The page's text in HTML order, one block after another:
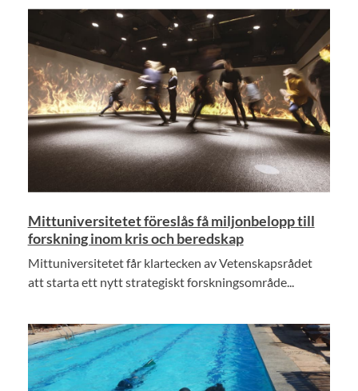
Mittuniversitetet föreslås få miljonbelopp till
forskning inom kris och beredskap
Mittuniversitetet får klartecken av Vetenskapsrådet
att starta ett nytt strategiskt forskningsområde...